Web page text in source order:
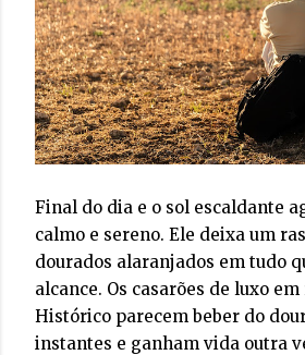
Final do dia e o sol escaldante
calmo e sereno. Ele deixa um
dourados alaranjados em tudo
alcance. Os casarões de luxo
Histórico parecem beber do
instantes e ganham vida outra